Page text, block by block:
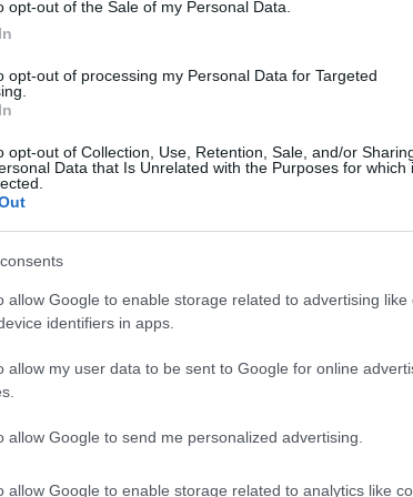
opt-out of the Sale of my Personal Data.
opt-out of processing my Personal Data for Targeted
opt-out of Collection, Use, Retention, Sale, and/or
Data that Is Unrelated with the Purposes for which
allow Google to enable storage related to advertising like
identifiers in apps.
allow my user data to be sent to Google for online
allow Google to send me personalized advertising.
allow Google to enable storage related to analytics like
Kormányhivatal